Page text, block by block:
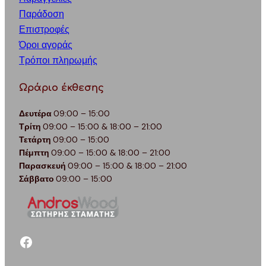
Παράδοση
Επιστροφές
Όροι αγοράς
Τρόποι πληρωμής
Ωράριο έκθεσης
Δευτέρα09:00 – 15:00
Τρίτη 09:00 – 15:00 & 18:00 – 21:00
Τετάρτη 09:00 – 15:00
Πέμπτη 09:00 – 15:00 & 18:00 – 21:00
Παρασκευή 09:00 – 15:00 & 18:00 – 21:00
Σάββατο 09:00 – 15:00
facebook